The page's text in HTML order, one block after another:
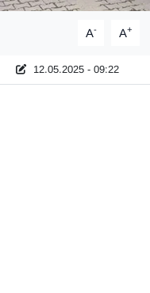
A- A+
12.05.2025 - 09:22